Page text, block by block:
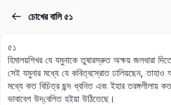
চোখের বালি ৫১
৫১
হিমালয়শিখর যে যমুনাকে তুষারস্রুত অক্ষয় জলধারা
সেই যমুনার মধ্যে যে কবিত্বস্রোত ঢালিয়ছেন,
মধ্যে কত বিচিত্র ছন্দ ধ্বনিত এবং ইহার তরঙ্গলীলায়
ভাবাবেগ উদ্‌বেলিত হইয়া উঠিতেছে।
Sign in
Don’t have an account?